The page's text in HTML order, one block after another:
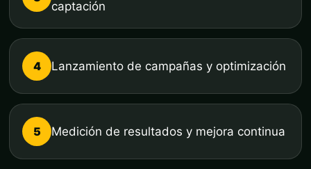
captación
4 Lanzamiento de campañas y optimización
5 Medición de resultados y mejora continua